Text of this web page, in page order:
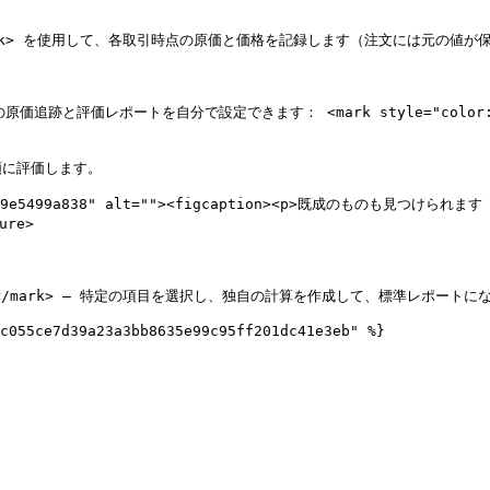
て、各取引時点の原価と価格を記録します（注文には元の値が保
の原価追跡と評価レポートを自分で設定できます： <mark
価します。
alt=""><figcaption><p>既成のものも見つけられます
特定の項目を選択し、独自の計算を作成して、標準レポートにな
%}